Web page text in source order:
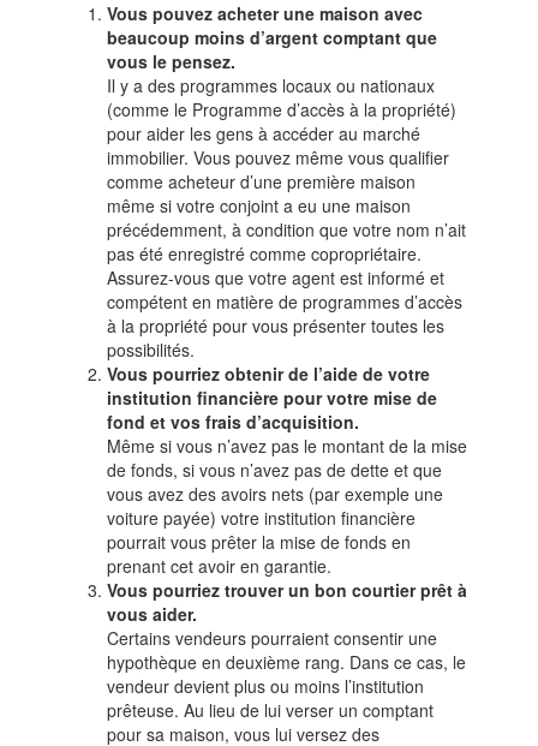
Vous pouvez acheter une maison avec
beaucoup moins d’argent comptant que
vous le pensez.
Il y a des programmes locaux ou nationaux
(comme le Programme d’accès à la propriété)
pour aider les gens à accéder au marché
immobilier. Vous pouvez même vous qualifier
comme acheteur d’une première maison
même si votre conjoint a eu une maison
précédemment, à condition que votre nom n’ait
pas été enregistré comme copropriétaire.
Assurez-vous que votre agent est informé et
compétent en matière de programmes d’accès
à la propriété pour vous présenter toutes les
possibilités.
Vous pourriez obtenir de l’aide de votre
institution financière pour votre mise de
fond et vos frais d’acquisition.
Même si vous n’avez pas le montant de la mise
de fonds, si vous n’avez pas de dette et que
vous avez des avoirs nets (par exemple une
voiture payée) votre institution financière
pourrait vous prêter la mise de fonds en
prenant cet avoir en garantie.
Vous pourriez trouver un bon courtier prêt à
vous aider.
Certains vendeurs pourraient consentir une
hypothèque en deuxième rang. Dans ce cas, le
vendeur devient plus ou moins l’institution
prêteuse. Au lieu de lui verser un comptant
pour sa maison, vous lui versez des